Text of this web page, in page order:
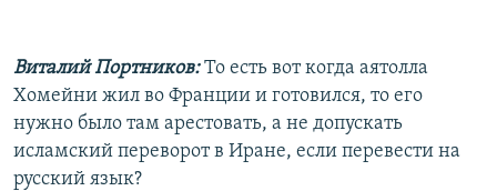
Виталий Портников:То есть вот когда аятолла
Хомейни жил во Франции и готовился, то его
нужно было там арестовать, а не допускать
исламский переворот в Иране, если перевести на
русский язык?